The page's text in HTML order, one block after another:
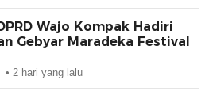
Wajo Kompak Hadiri
Gebyar Maradeka Festival
2 hari yang lalu